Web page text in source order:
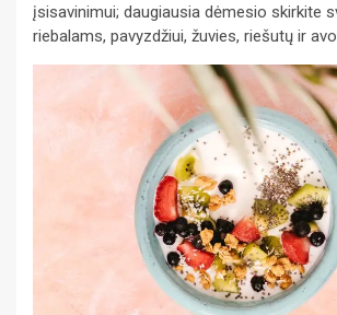
įsisavinimui; daugiausia dėmesio skirkite
riebalams, pavyzdžiui, žuvies, riešutų ir